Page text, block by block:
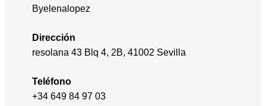
Byelenalopez
Dirección
resolana 43 Blq 4, 2B, 41002 Sevilla
Teléfono
+34 649 84 97 03